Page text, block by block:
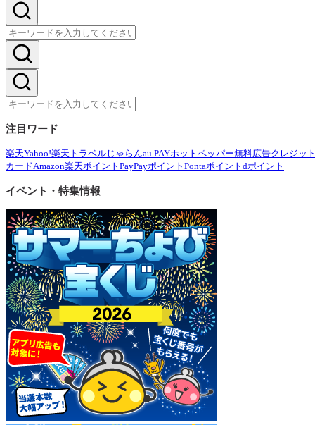
注目ワード
楽天Yahoo!楽天トラベル じゃらんau PAYホットペッパー無料広告クレジッ
カードAmazon楽天ポイント PayPayポイント Pontaポイント dポイント
イベント・特集情報